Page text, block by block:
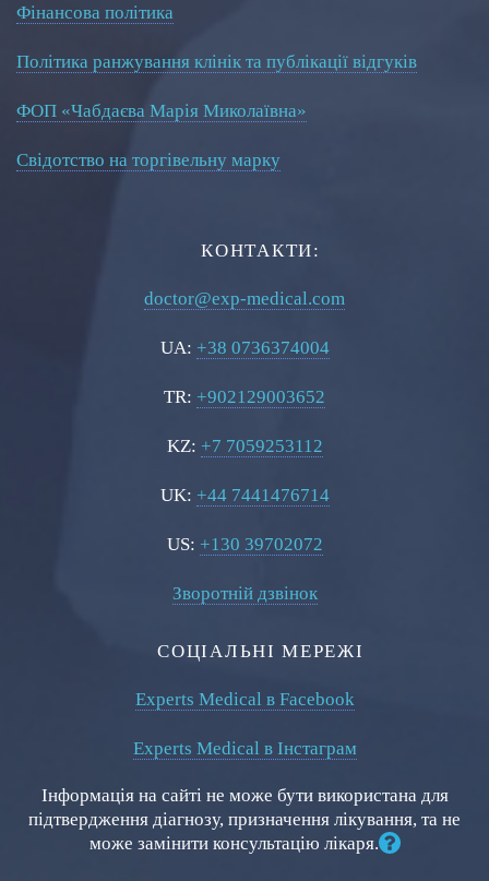
Фінансова політика
Політика ранжування клінік та публікації відгуків
ФОП «Чабдаєва Марія Миколаївна»
Свідотство на торгівельну марку
КОНТАКТИ:
doctor@exp-medical.com
UA: +38 0736374004
TR: +902129003652
KZ: +7 7059253112
UK: +44 7441476714
US: +130 39702072
Зворотній дзвінок
СОЦІАЛЬНІ МЕРЕЖІ
Experts Medical в Facebook
Experts Medical в Інстаграм
Інформація на сайті не може бути використана для
підтвердження діагнозу, призначення лікування, та не
може замінити консультацію лікаря.